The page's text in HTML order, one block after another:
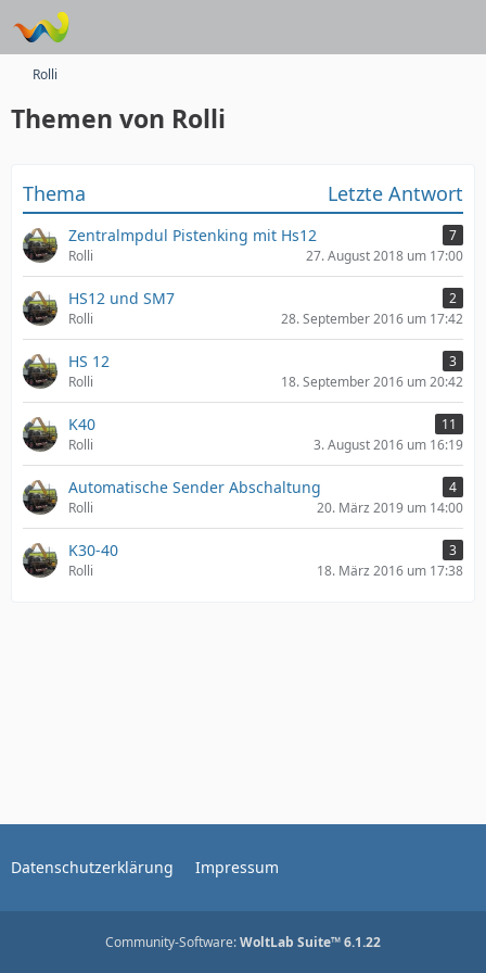
Rolli
Themen von Rolli
Thema Letzte Antwort
Zentralmpdul Pistenking mit Hs12
7
Rolli
27. August 2018 um 17:00
HS12 und SM7
2
Rolli
28. September 2016 um 17:42
HS 12
3
Rolli
18. September 2016 um 20:42
K40
11
Rolli
3. August 2016 um 16:19
Automatische Sender Abschaltung
4
Rolli
20. März 2019 um 14:00
K30-40
3
Rolli
18. März 2016 um 17:38
Datenschutzerklärung Impressum
Community-Software:WoltLab Suite™ 6.1.22